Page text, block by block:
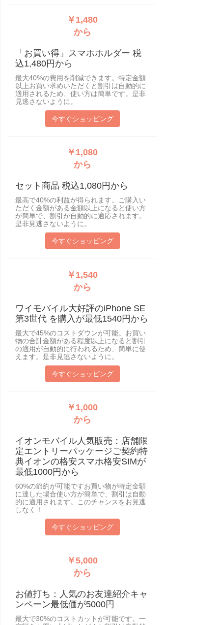
￥1,480
から
「お買い得」スマホホルダー 税
込1,480円から
最大40%の費用を削減できます。特定金額
以上お買い求めいただくと割引は自動的に
適用されるため、使い方は簡単です。是非
見逃さないように。
今すぐショッピング
￥1,080
から
セット商品 税込1,080円から
最高で40%の利益が得られます。ご購入い
ただく金額がある金額以上になると使い方
が簡単で、割引が自動的に適応されます。
是非見逃さないように。
今すぐショッピング
￥1,540
から
ワイモバイル大好評のiPhone SE
第3世代 を購入が最低1540円から
最大で45%のコストダウンが可能。お買い
物の合計金額がある程度以上になると割引
の適用が自動的に行われるため、簡単に使
えます。是非見逃さないように。
今すぐショッピング
￥1,000
から
イオンモバイル人気販売：店舗限
定エントリーパッケージご契約特
典イオンの格安スマホ格安SIMが
最低1000円から
60%の節約が可能ですお買い物が特定金額
に達した場合使い方が簡単で、割引は自動
的に適用されます。このチャンスをお見逃
しなく！
今すぐショッピング
￥5,000
から
お値打ち：人気のお友達紹介キャ
ンペーン最低価が5000円
最大で30%のコストカットが可能です。一